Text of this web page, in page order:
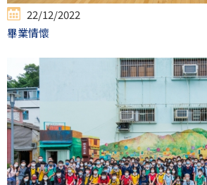
22/12/2022
畢業情懷